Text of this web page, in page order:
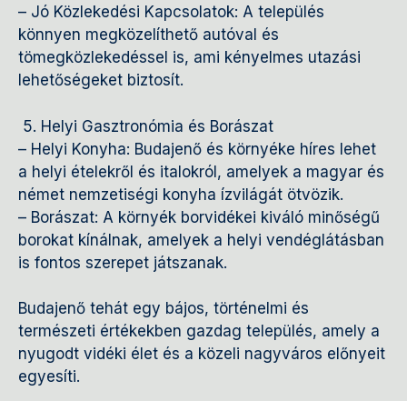
– Jó Közlekedési Kapcsolatok: A település
könnyen megközelíthető autóval és
tömegközlekedéssel is, ami kényelmes utazási
lehetőségeket biztosít.
5. Helyi Gasztronómia és Borászat
– Helyi Konyha: Budajenő és környéke híres lehet
a helyi ételekről és italokról, amelyek a magyar és
német nemzetiségi konyha ízvilágát ötvözik.
– Borászat: A környék borvidékei kiváló minőségű
borokat kínálnak, amelyek a helyi vendéglátásban
is fontos szerepet játszanak.
Budajenő tehát egy bájos, történelmi és
természeti értékekben gazdag település, amely a
nyugodt vidéki élet és a közeli nagyváros előnyeit
egyesíti.